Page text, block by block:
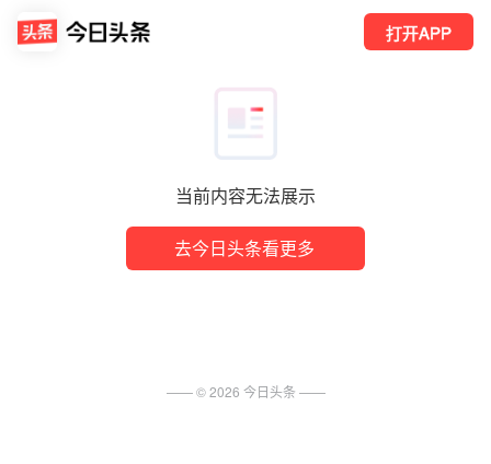
当前内容无法展示
去今日头条看更多
打开APP
—— ©2026 今日头条 ——